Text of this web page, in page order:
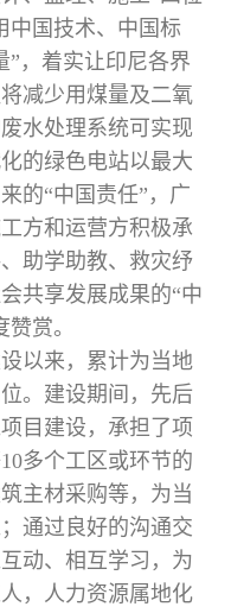
中国技术、中国标
”，着实让印尼各界
减少用煤量及二氧
水处理系统可实现
的绿色电站以最大
的“中国责任”，广
方和运营方积极承
助学助教、救灾纾
共享发展成果的“中
赏。
以来，累计为当地
。建设期间，先后
目建设，承担了项
多个工区或环节的
主材采购等，为当
通过良好的沟通交
动、相互学习，为
，人力资源属地化